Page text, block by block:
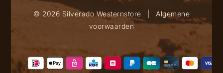
© 2026 Silverado Westernstore
Algemene
voorwaarden